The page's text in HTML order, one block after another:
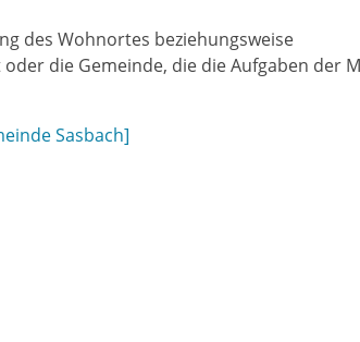
des Wohnortes beziehungsweise
die Gemeinde, die die Aufgaben der
Sasbach]